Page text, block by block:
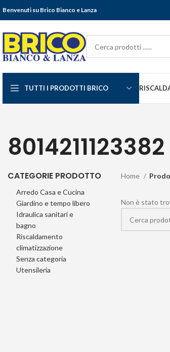
Benvenuti su Brico Bianco e Lanza
TUTTI I PRODOTTI BRICO
8014211123382
CATEGORIE PRODOTTO
Arredo Casa e Cucina
Giardino e tempo libero
Idraulica sanitari e
bagno
Riscaldamento
climatizzazione
Senza categoria
Utensileria
Home
Non è stato